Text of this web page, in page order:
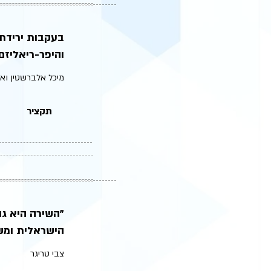
בעקבות
והיפר-
מיכל אלברשטין
תקציר
״השירה היא
הישראלית
צבי טריגר